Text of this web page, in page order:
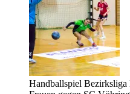
Handballspiel